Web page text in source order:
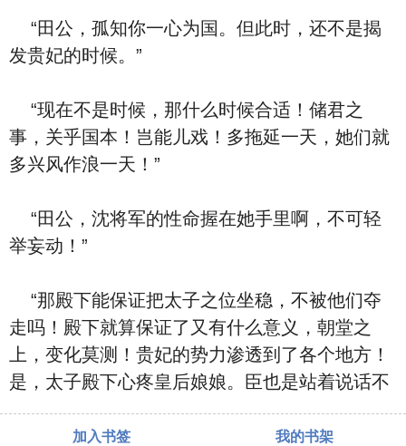
“田公，孤知你一心为国。但此时，还不是揭
发贵妃的时候。”
“现在不是时候，那什么时候合适！储君之
事，关乎国本！岂能儿戏！多拖延一天，她们就
多兴风作浪一天！”
“田公，沈将军的性命握在她手里啊，不可轻
举妄动！”
“那殿下能保证把太子之位坐稳，不被他们夺
走吗！殿下就算保证了又有什么意义，朝堂之
上，变化莫测！贵妃的势力渗透到了各个地方！
是，太子殿下心疼皇后娘娘。臣也是站着说话不
加入书签 我的书架